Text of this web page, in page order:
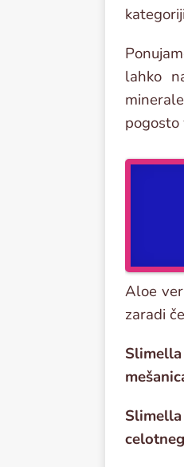
lahko
pogosto
Aloe
zaradi